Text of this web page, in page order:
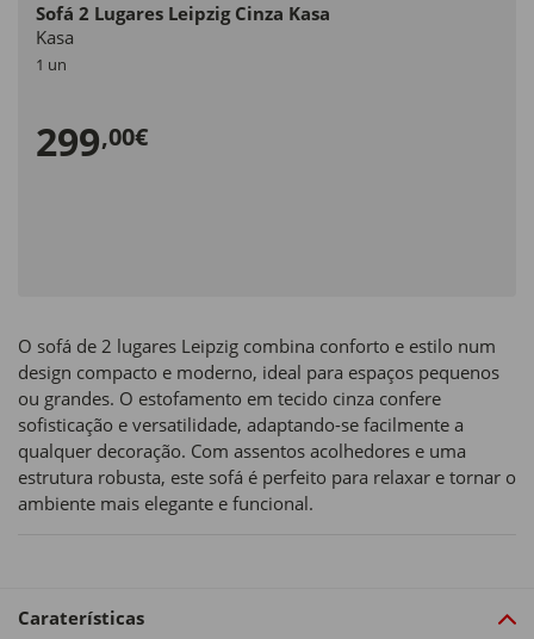
Sofá 2 Lugares Leipzig Cinza Kasa
Kasa
1 un
299,00€
O sofá de 2 lugares Leipzig combina conforto e estilo num
design compacto e moderno, ideal para espaços pequenos
ou grandes. O estofamento em tecido cinza confere
sofisticação e versatilidade, adaptando-se facilmente a
qualquer decoração. Com assentos acolhedores e uma
estrutura robusta, este sofá é perfeito para relaxar e tornar o
ambiente mais elegante e funcional.
Caraterísticas